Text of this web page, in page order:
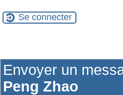
Se connecter
Envoyer un
Peng Zhao